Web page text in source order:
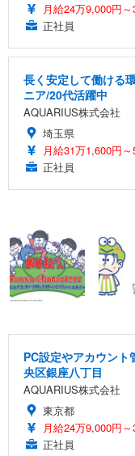
月給24万9,000円
正社員
長く安定して働ける
ニア/20代活躍中
AQUARIUS株式会社
埼玉県
月給31万1,600円
正社員
PC設定やアカウン
央区銀座八丁目
AQUARIUS株式会社
東京都
月給24万9,000円
正社員